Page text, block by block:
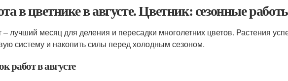
в цветнике в августе. Цветник: сезонные
– лучший месяц для деления и пересадки многолетних цветов. Растения
систему и накопить силы перед холодным сезоном.
работ в августе